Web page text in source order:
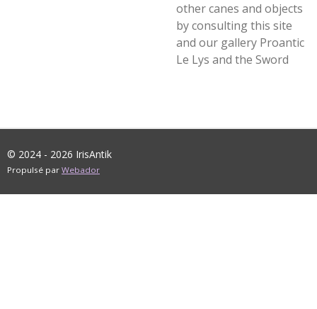
other canes and objects
by consulting this site
and our gallery Proantic
Le Lys and the Sword
© 2024 - 2026 IrisAntik
Propulsé par Webador